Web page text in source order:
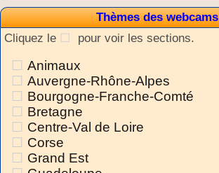
Thèmes des webcams
Cliquez le
pour voir les sections.
Animaux
Auvergne-Rhône-Alpes
Bourgogne-Franche-Comté
Bretagne
Centre-Val de Loire
Corse
Grand Est